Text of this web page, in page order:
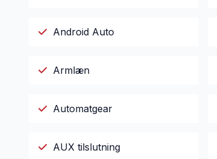
Android Auto
Armlæn
Automatgear
AUX tilslutning